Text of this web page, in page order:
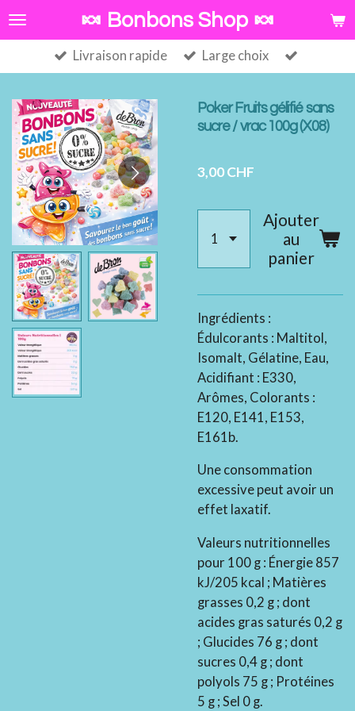
Passer
au
contenu
principal
🍬 Bonbons Shop 🍬
Livraison rapide Large choix
Poker Fruits gélifié sans
sucre / vrac 100g (X08)
3,00 CHF
Ajouter
au
panier
Ingrédients :
Édulcorants : Maltitol,
Isomalt, Gélatine, Eau,
Acidifiant : E330,
Arômes, Colorants :
E120, E141, E153,
E161b.
Une consommation
excessive peut avoir un
effet laxatif.
Valeurs nutritionnelles
pour 100 g : Énergie 857
kJ/205 kcal ; Matières
grasses 0,2 g ; dont
acides gras saturés 0,2 g
; Glucides 76 g ; dont
sucres 0,4 g ; dont
polyols 75 g ; Protéines
5 g ; Sel 0 g.